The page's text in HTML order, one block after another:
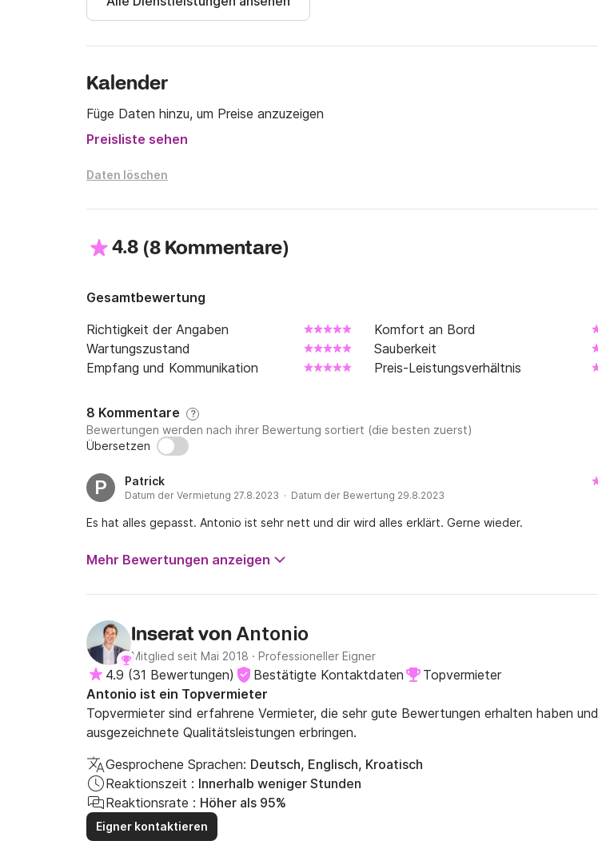
Kalender
Füge Daten hinzu, um Preise anzuzeigen
Preisliste sehen
Daten löschen
4.8 (8 Kommentare)
Gesamtbewertung
Richtigkeit der Angaben
Komfort an Bord
Wartungszustand
Sauberkeit
Empfang und Kommunikation
Preis-Leistungsverhältnis
8 Kommentare ?
Bewertungen werden nach ihrer Bewertung sortiert (die besten zuerst)
Übersetzen
P Patrick
Datum der Vermietung 27.8.2023 · Datum der Bewertung 29.8.2023
Es hat alles gepasst. Antonio ist sehr nett und dir wird alles erklärt. Gerne wieder.
Mehr Bewertungen anzeigen
Inserat von Antonio
Mitglied seit Mai 2018 · Professioneller Eigner
4.9 (31 Bewertungen) Bestätigte Kontaktdaten
Topvermieter
Antonio ist ein Topvermieter
Topvermieter sind erfahrene Vermieter, die sehr gute Bewertungen erhalten haben und
ausgezeichnete Qualitätsleistungen erbringen.
Gesprochene Sprachen: Deutsch, Englisch, Kroatisch
Reaktionszeit : Innerhalb weniger Stunden
Reaktionsrate : Höher als 95%
Eigner kontaktieren